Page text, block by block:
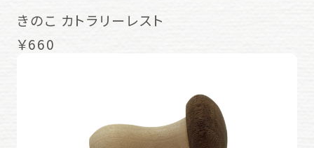
きのこ カトラリーレスト
￥660